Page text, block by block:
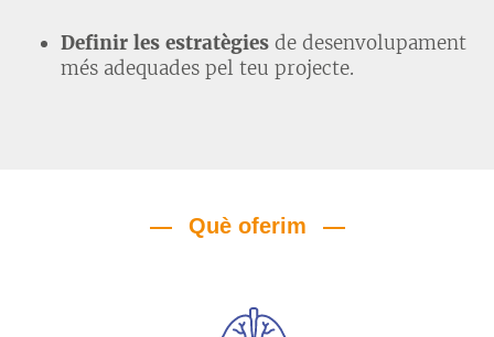
Definir les estratègies de desenvolupament
més adequades pel teu projecte.
Què oferim